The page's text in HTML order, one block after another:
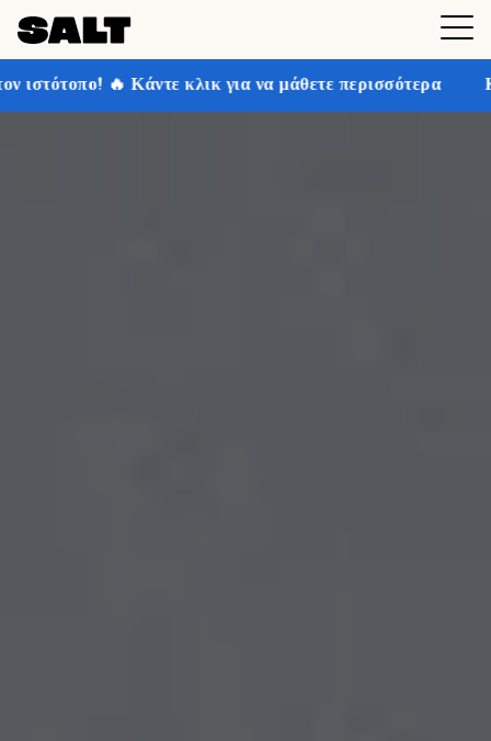
για να μάθετε περισσότερα Κερδίστε έως και